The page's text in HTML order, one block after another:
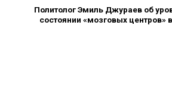
Политолог Эмиль Джураев об
состоянии «мозговых центров»